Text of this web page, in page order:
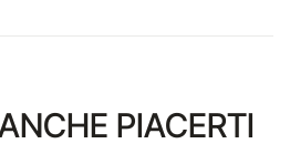
PIACERTI